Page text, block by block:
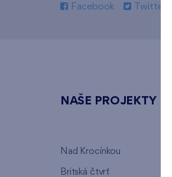
Facebook Twitter
NAŠE PROJEKTY
Nad Krocínkou
Britská čtvrť